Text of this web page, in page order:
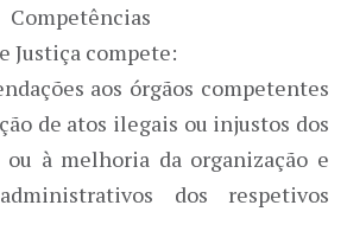
Competências
Justiça compete:
aos órgãos competentes
de atos ilegais ou injustos dos
ou à melhoria da organização e
dos respetivos